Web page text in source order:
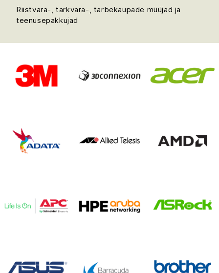
Riistvara-, tarkvara-, tarbekaupade müüjad ja
teenusepakkujad